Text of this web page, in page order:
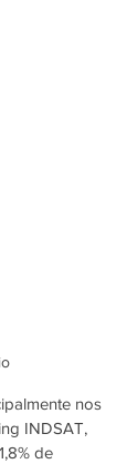
nos
INDSAT,
de